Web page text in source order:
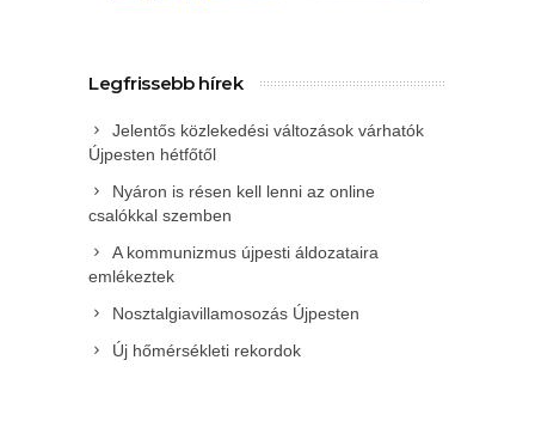
Legfrissebb hírek
Jelentős közlekedési változások várhatók
Újpesten hétfőtől
Nyáron is résen kell lenni az online
csalókkal szemben
A kommunizmus újpesti áldozataira
emlékeztek
Nosztalgiavillamosozás Újpesten
Új hőmérsékleti rekordok